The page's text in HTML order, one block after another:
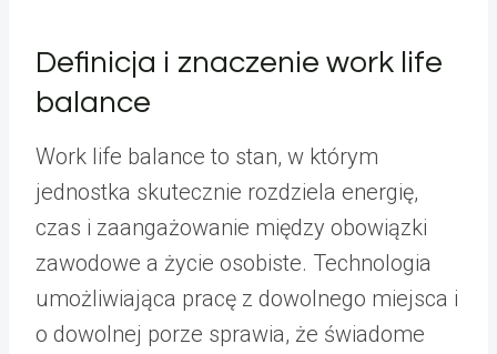
Definicja i znaczenie work life
balance
Work life balance to stan, w którym
jednostka skutecznie rozdziela energię,
czas i zaangażowanie między obowiązki
zawodowe a życie osobiste. Technologia
umożliwiająca pracę z dowolnego miejsca i
o dowolnej porze sprawia, że świadome